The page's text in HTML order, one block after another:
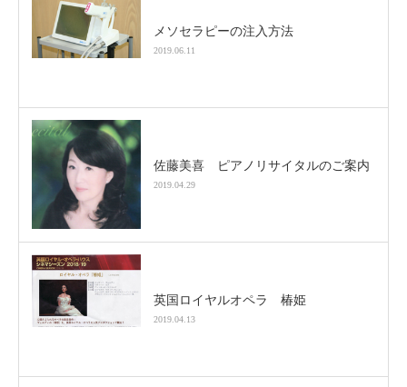
メソセラピーの注入方法
2019.06.11
佐藤美喜 ピアノリサイタルのご案内
2019.04.29
英国ロイヤルオペラ 椿姫
2019.04.13